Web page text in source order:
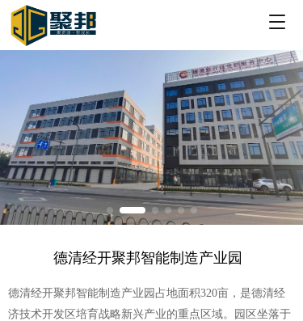
T
g
g
l
e
n
a
v
i
g
a
t
德清经开聚邦智能制造产业园
德清经开聚邦智能制造产业园占地面积320亩，是德清经
济技术开发区培育战略新兴产业的重点区域。园区坐落于